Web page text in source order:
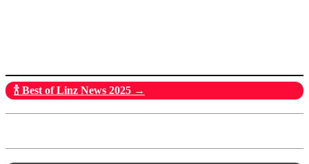
🍾 Best of Linz News 2025 →